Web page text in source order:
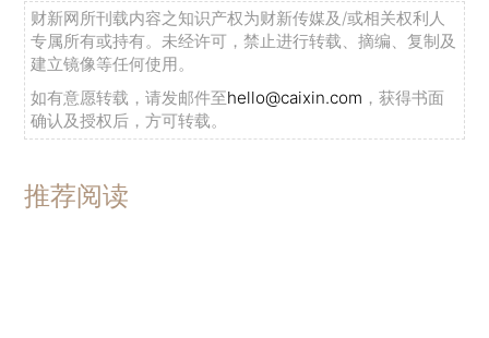
财新网所刊载内容之知识产权为财新传媒及/或相关权利人
专属所有或持有。未经许可，禁止进行转载、摘编、复制及
建立镜像等任何使用。
如有意愿转载，请发邮件至hello@caixin.com ，获得书面
确认及授权后，方可转载。
推荐阅读